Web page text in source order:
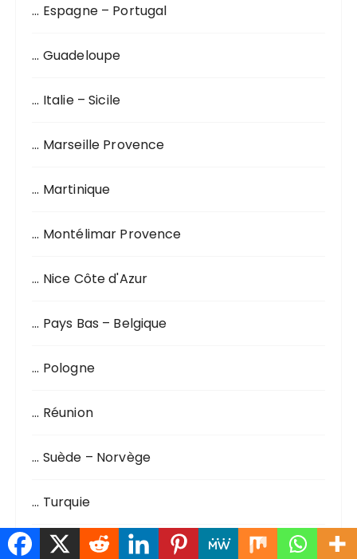
… Espagne – Portugal
… Guadeloupe
… Italie – Sicile
… Marseille Provence
… Martinique
… Montélimar Provence
… Nice Côte d'Azur
… Pays Bas – Belgique
… Pologne
… Réunion
… Suède – Norvège
… Turquie
AMERIQUE DU SUD